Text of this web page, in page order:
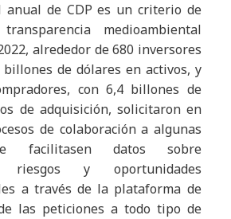
anual de CDP es un criterio de
medioambiental
alrededor de 680 inversores
billones de dólares en activos, y
con 6,4 billones de
de adquisición, solicitaron en
de colaboración a algunas
facilitasen datos sobre
riesgos y oportunidades
a través de la plataforma de
las peticiones a todo tipo de